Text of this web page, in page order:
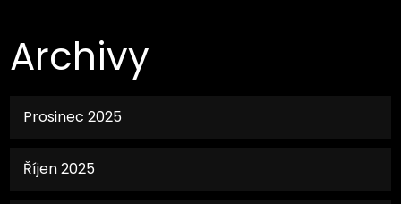
Archivy
Prosinec 2025
Říjen 2025